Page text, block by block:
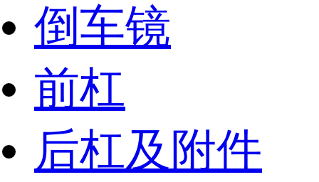
倒车镜
前杠
后杠及附件